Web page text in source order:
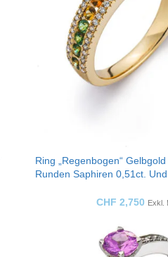
Ring „Regenbogen“
Runden Saphiren 0,51ct.
CHF 2,750 Exkl.